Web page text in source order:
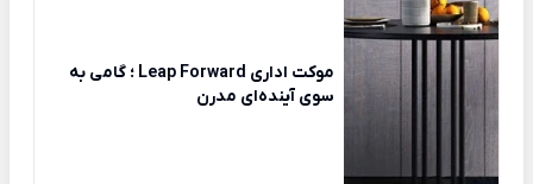
موکت اداری Leap Forward ؛ گامی به
سوی آینده‌ای مدرن